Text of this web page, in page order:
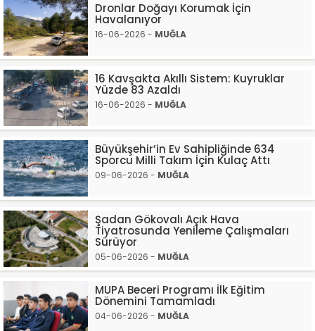
Dronlar Doğayı Korumak İçin
Havalanıyor
16-06-2026 - MUĞLA
16 Kavşakta Akıllı Sistem: Kuyruklar
Yüzde 83 Azaldı
16-06-2026 - MUĞLA
Büyükşehir’in Ev Sahipliğinde 634
Sporcu Milli Takım İçin Kulaç Attı
09-06-2026 - MUĞLA
Şadan Gökovalı Açık Hava
Tiyatrosunda Yenileme Çalışmaları
Sürüyor
05-06-2026 - MUĞLA
MUPA Beceri Programı İlk Eğitim
Dönemini Tamamladı
04-06-2026 - MUĞLA